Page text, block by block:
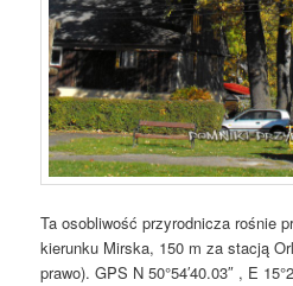
Ta osobliwość przyrodnicza rośnie
kierunku Mirska, 150 m za stacją
prawo). GPS N 50°54′40.03″ , E